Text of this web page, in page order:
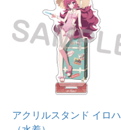
アクリルスタンド イロハ